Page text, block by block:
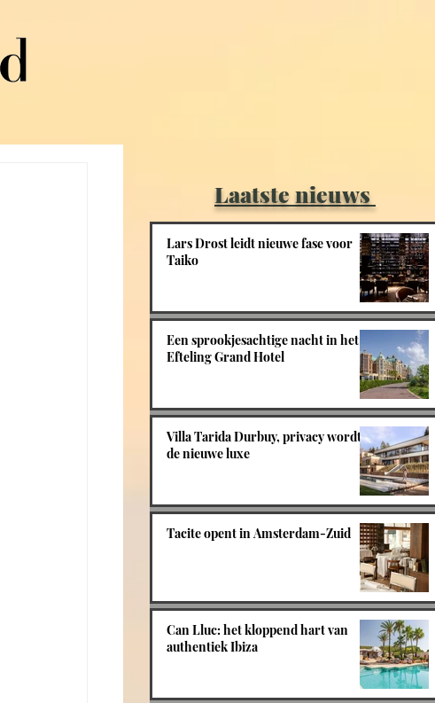
Laatste nieuws
Lars Drost leidt nieuwe fase voor
Taiko
Een sprookjesachtige nacht in het
Efteling Grand Hotel
Villa Tarida Durbuy, privacy wordt
de nieuwe luxe
Tacite opent in Amsterdam-Zuid
Can Lluc: het kloppend hart van
authentiek Ibiza